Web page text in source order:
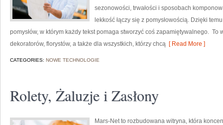
sezonowości, trwałości i sposobach
lekkość łączy się z pomysłowością. Dzięki
pomysłów, w którym każdy tekst pomaga stworzyć coś zapamiętywalnego. To
dekoratorów, florystów, a także dla wszystkich, którzy chcą [ Read More ]
CATEGORIES: NOWE TECHNOLOGIE
Rolety, Żaluzje i Zasłony
Mars-Net to rozbudowana witryna, która